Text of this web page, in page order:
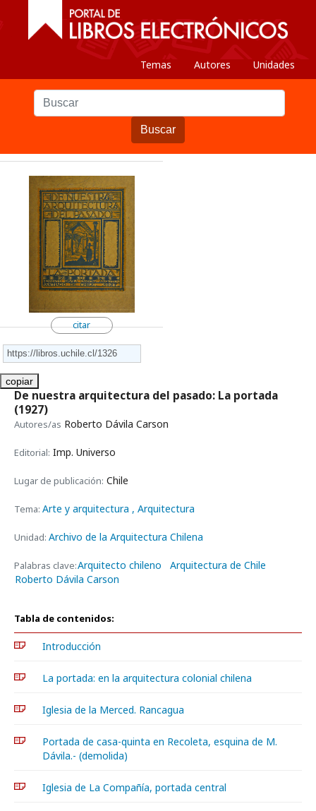
Temas Autores Unidades
Buscar
citar
copiar
De nuestra arquitectura del pasado: La portada
(1927)
Autores/as Roberto Dávila Carson
Editorial: Imp. Universo
Lugar de publicación: Chile
Tema: Arte y arquitectura , Arquitectura
Unidad: Archivo de la Arquitectura Chilena
Palabras clave:Arquitecto chileno
Arquitectura de Chile
Roberto Dávila Carson
Tabla de contenidos:
Introducción
La portada: en la arquitectura colonial chilena
Iglesia de la Merced. Rancagua
Portada de casa-quinta en Recoleta, esquina de M.
Dávila.- (demolida)
Iglesia de La Compañía, portada central